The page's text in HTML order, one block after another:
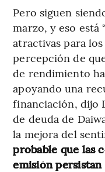
Pero siguen
marzo, y eso
atractivas para
percepción de
de rendimiento
apoyando una
financiación, dijo
de deuda de
la mejora del
probable que las
emisión persistan